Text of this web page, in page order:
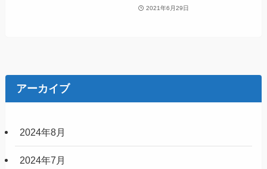
2021年6月29日
アーカイブ
2024年8月
2024年7月